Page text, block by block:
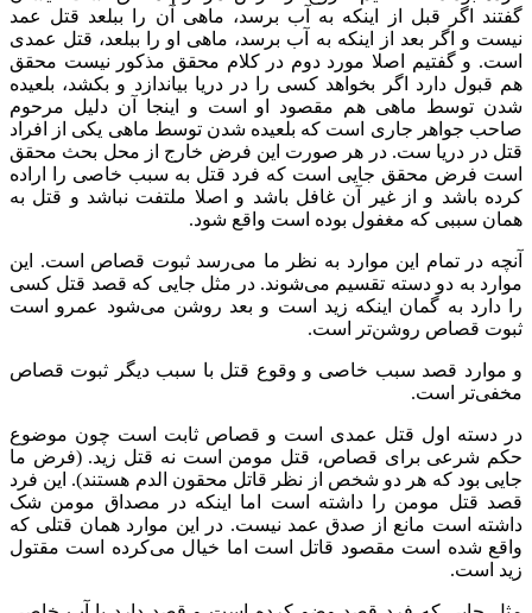
گفتند اگر قبل از اینکه به آب برسد، ماهی آن را ببلعد قتل عمد
نیست و اگر بعد از اینکه به آب برسد، ماهی او را ببلعد، قتل عمدی
است. و گفتیم اصلا مورد دوم در کلام محقق مذکور نیست محقق
هم قبول دارد اگر بخواهد کسی را در دریا بیاندازد و بکشد، بلعیده
شدن توسط ماهی هم مقصود او است و اینجا آن دلیل مرحوم
صاحب جواهر جاری است که بلعیده شدن توسط ماهی یکی از افراد
قتل در دریا ست. در هر صورت این فرض خارج از محل بحث محقق
است فرض محقق جایی است که فرد قتل به سبب خاصی را اراده
کرده باشد و از غیر آن غافل باشد و اصلا ملتفت نباشد و قتل به
همان سببی که مغفول بوده است واقع شود.
آنچه در تمام این موارد به نظر ما می‌رسد ثبوت قصاص است. این
موارد به دو دسته تقسیم می‌شوند. در مثل جایی که قصد قتل کسی
را دارد به گمان اینکه زید است و بعد روشن می‌شود عمرو است
ثبوت قصاص روشن‌تر است.
و موارد قصد سبب خاصی و وقوع قتل با سبب دیگر ثبوت قصاص
مخفی‌تر است.
در دسته اول قتل عمدی است و قصاص ثابت است چون موضوع
حکم شرعی برای قصاص، قتل مومن است نه قتل زید. (فرض ما
جایی بود که هر دو شخص از نظر قاتل محقون الدم هستند). این فرد
قصد قتل مومن را داشته است اما اینکه در مصداق مومن شک
داشته است مانع از صدق عمد نیست. در این موارد همان قتلی که
واقع شده است مقصود قاتل است اما خیال می‌کرده است مقتول
زید است.